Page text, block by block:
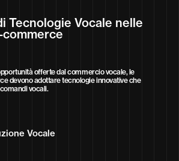
Tecnologie Vocale nelle
offerte dal commercio vocale, le
devono adottare tecnologie innovative che
vocali.
Vocale